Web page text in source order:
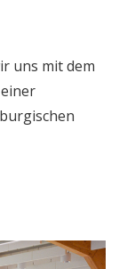
uns mit dem